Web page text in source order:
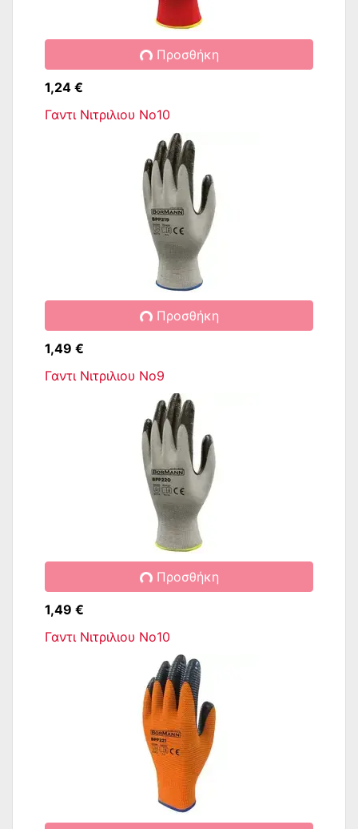
Προσθήκη
1,24 €
Γαντι Νιτριλιου No10
Προσθήκη
1,49 €
Γαντι Νιτριλιου No9
Προσθήκη
1,49 €
Γαντι Νιτριλιου No10